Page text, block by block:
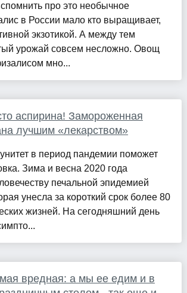
про это необычное
в России мало кто выращивает,
экзотикой. А между тем
урожай совсем несложно. Овощ
мно...
аспирина! Замороженная
лучшим «лекарством»
в период пандемии поможет
Зима и весна 2020 года
печальной эпидемией
унесла за короткий срок более 80
жизней. На сегодняшний день
вредная: а мы ее едим и в